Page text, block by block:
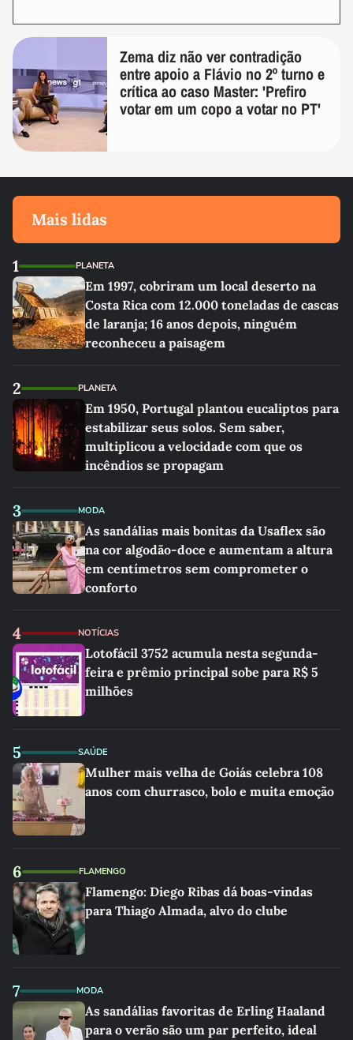
Zema diz não ver contradição
entre apoio a Flávio no 2º turno e
crítica ao caso Master: 'Prefiro
votar em um copo a votar no PT'
Mais lidas
1 PLANETA
Em 1997, cobriram um local deserto na
Costa Rica com 12.000 toneladas de cascas
de laranja; 16 anos depois, ninguém
reconheceu a paisagem
2 PLANETA
Em 1950, Portugal plantou eucaliptos para
estabilizar seus solos. Sem saber,
multiplicou a velocidade com que os
incêndios se propagam
3 MODA
As sandálias mais bonitas da Usaflex são
na cor algodão-doce e aumentam a altura
em centímetros sem comprometer o
conforto
4 NOTÍCIAS
Lotofácil 3752 acumula nesta segunda-
feira e prêmio principal sobe para R$ 5
milhões
5 SAÚDE
Mulher mais velha de Goiás celebra 108
anos com churrasco, bolo e muita emoção
6 FLAMENGO
Flamengo: Diego Ribas dá boas-vindas
para Thiago Almada, alvo do clube
7 MODA
As sandálias favoritas de Erling Haaland
para o verão são um par perfeito, ideal